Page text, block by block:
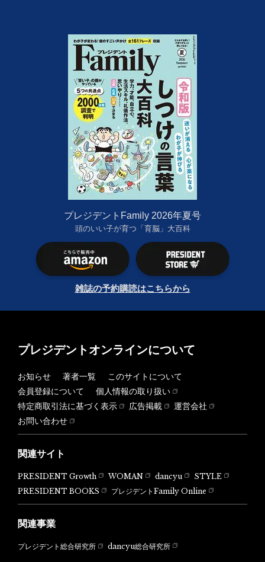
プレジデントFamily 2026年夏号
頭のいい子が育つ「育脳」大百科
雑誌の予約購読はこちらから
プレジデントオンラインについて
お知らせ 著者一覧
このサイトについて
会員登録について
個人情報の取り扱い
特定商取引法に基づく表示
広告掲載
運営会社
お問い合わせ
関連サイト
PRESIDENT Growth WOMAN dancyu
STYLE
PRESIDENT BOOKS
プレジデントFamily Online
関連事業
プレジデント総合研究所 dancyu総合研究所